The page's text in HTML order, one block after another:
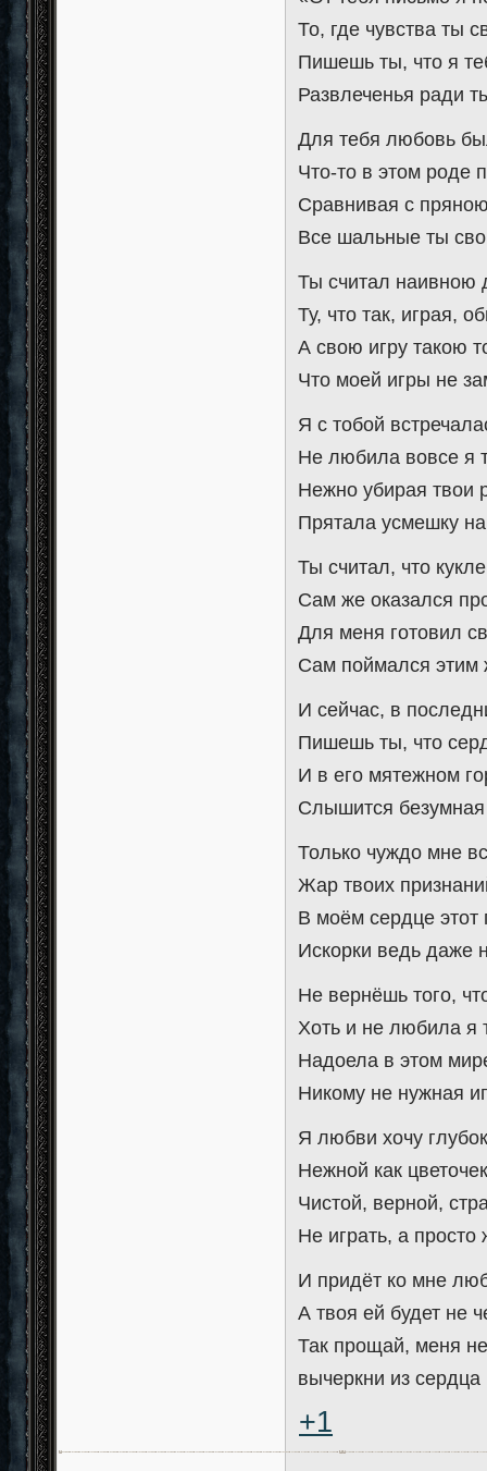
То, где чувства ты
Пишешь ты, что я
Развлеченья ради
Для тебя любовь
Что-то в этом роде
Сравнивая с
Все шальные ты
Ты считал наивною
Ту, что так, играя,
А свою игру такою
Что моей игры не
Я с тобой
Не любила вовсе я
Нежно убирая твои
Прятала усмешку на
Ты считал, что
Сам же оказался
Для меня готовил
Сам поймался этим
И сейчас, в
Пишешь ты, что
И в его мятежном
Слышится
Только чуждо мне
Жар твоих
В моём сердце этот
Искорки ведь даже
Не вернёшь того,
Хоть и не любила я
Надоела в этом
Никому не нужная
Я любви хочу
Нежной как
Чистой, верной,
Не играть, а просто
И придёт ко мне
А твоя ей будет не
Так прощай, меня
вычеркни из сердца
+1